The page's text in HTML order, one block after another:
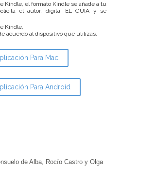
Kindle, el formato Kindle se añade a tu
el autor, digita: EL GUIA y se
Kindle,
acuerdo al dispositivo que utilizas.
Para Mac
Para Android
de Alba, Rocío Castro y Olga